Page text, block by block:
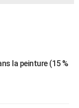
la peinture (15 %